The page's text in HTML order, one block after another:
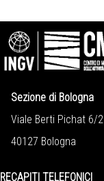
Sezione di Bologna
Viale Berti Pichat 6/2
40127 Bologna
RECAPITI TELEFONICI